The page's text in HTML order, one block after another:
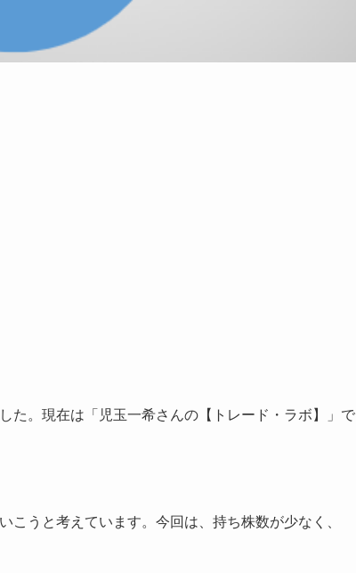
た。現在は「 児玉一希さんの【トレード・ラボ】」で
こうと考えています。今回は、持ち株数が少なく、